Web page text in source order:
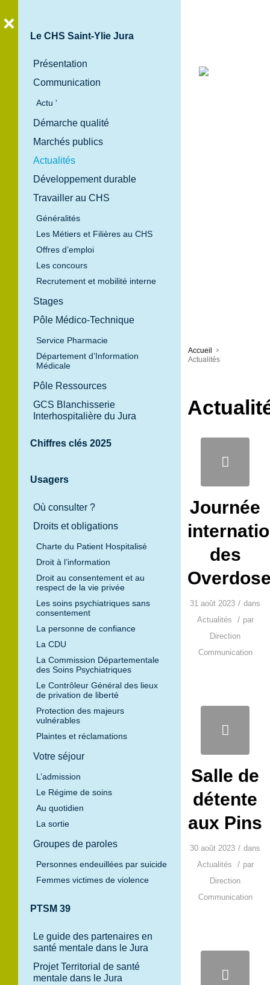
Le CHS Saint-Ylie Jura
Présentation
Communication
Actu ‘
Démarche qualité
Marchés publics
Actualités
Développement durable
Travailler au CHS
Généralités
Les Métiers et Filières au CHS
Offres d’emploi
Les concours
Recrutement et mobilité interne
Stages
Pôle Médico-Technique
Service Pharmacie
Département d’Information
Médicale
Pôle Ressources
GCS Blanchisserie
Interhospitalière du Jura
Chiffres clés 2025
Usagers
Où consulter ?
Droits et obligations
Charte du Patient Hospitalisé
Droit à l’information
Droit au consentement et au
respect de la vie privée
Les soins psychiatriques sans
consentement
La personne de confiance
La CDU
La Commission Départementale
des Soins Psychiatriques
Le Contrôleur Général des lieux
de privation de liberté
Protection des majeurs
vulnérables
Plaintes et réclamations
Votre séjour
L’admission
Le Régime de soins
Au quotidien
La sortie
Groupes de paroles
Personnes endeuillées par suicide
Femmes victimes de violence
PTSM 39
Le guide des partenaires en
santé mentale dans le Jura
Projet Territorial de santé
mentale dans le Jura
Accueil
>
Actualités
Journée
des
31 août 2023 / dans
Actualités
/ par
Direction
Communication
Salle de
détente
aux Pins
30 août 2023 / dans
Actualités
/ par
Direction
Communication